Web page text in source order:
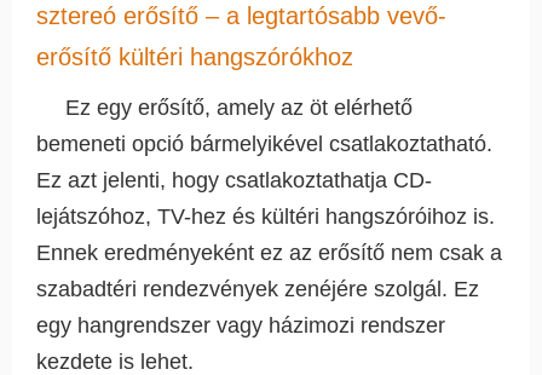
sztereó erősítő – a legtartósabb vevő-
erősítő kültéri hangszórókhoz
Ez egy erősítő, amely az öt elérhető
bemeneti opció bármelyikével csatlakoztatható.
Ez azt jelenti, hogy csatlakoztathatja CD-
lejátszóhoz, TV-hez és kültéri hangszóróihoz is.
Ennek eredményeként ez az erősítő nem csak a
szabadtéri rendezvények zenéjére szolgál. Ez
egy hangrendszer vagy házimozi rendszer
kezdete is lehet.